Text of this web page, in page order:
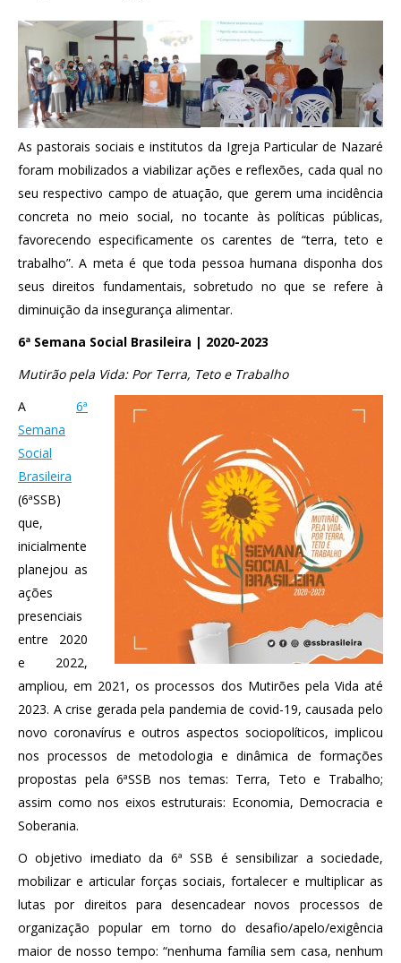
As pastorais sociais e institutos da Igreja Particular de Nazaré
foram mobilizados a viabilizar ações e reflexões, cada qual no
seu respectivo campo de atuação, que gerem uma incidência
concreta no meio social, no tocante às políticas públicas,
favorecendo especificamente os carentes de “terra, teto e
trabalho”. A meta é que toda pessoa humana disponha dos
seus direitos fundamentais, sobretudo no que se refere à
diminuição da insegurança alimentar.
6ª Semana Social Brasileira | 2020-2023
Mutirão pela Vida: Por Terra, Teto e Trabalho
A 6ª
Semana
Social
Brasileira
(6ªSSB)
que,
inicialmente
planejou as
ações
presenciais
entre 2020
e 2022,
ampliou, em 2021, os processos dos Mutirões pela Vida até
2023. A crise gerada pela pandemia de covid-19, causada pelo
novo coronavírus e outros aspectos sociopolíticos, implicou
nos processos de metodologia e dinâmica de formações
propostas pela 6ªSSB nos temas: Terra, Teto e Trabalho;
assim como nos eixos estruturais: Economia, Democracia e
Soberania.
O objetivo imediato da 6ª SSB é sensibilizar a sociedade,
mobilizar e articular forças sociais, fortalecer e multiplicar as
lutas por direitos para desencadear novos processos de
organização popular em torno do desafio/apelo/exigência
maior de nosso tempo: “nenhuma família sem casa, nenhum